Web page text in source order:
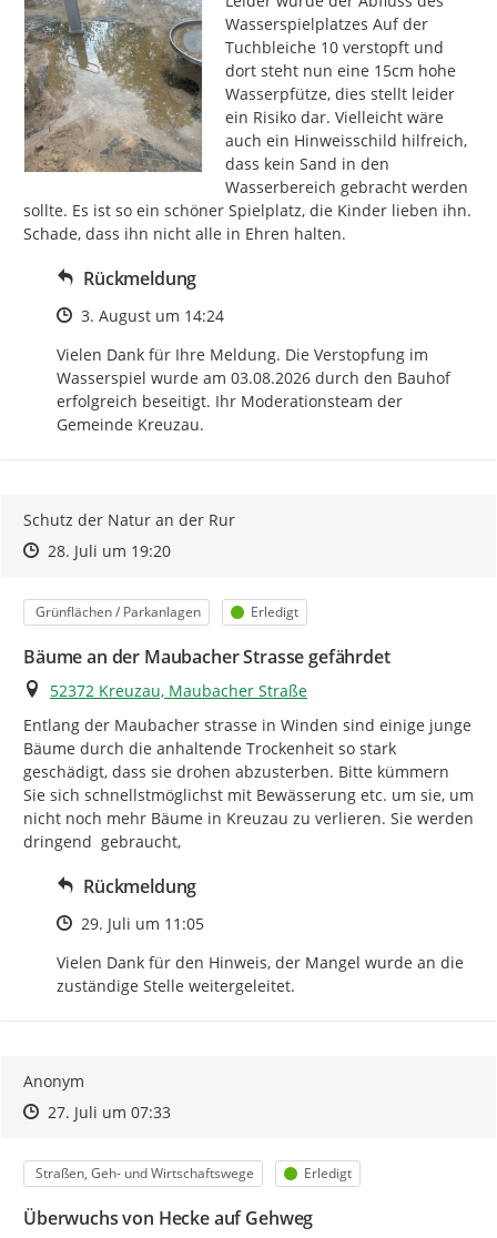
Wasserspielplatzes Auf der
Tuchbleiche 10 verstopft und
dort steht nun eine 15cm hohe
Wasserpfütze, dies stellt leider
ein Risiko dar. Vielleicht wäre
auch ein Hinweisschild hilfreich,
dass kein Sand in den
Wasserbereich gebracht werden
sollte. Es ist so ein schöner Spielplatz, die Kinder lieben ihn.
Schade, dass ihn nicht alle in Ehren halten.
Rückmeldung
Zeitpunkt des Erstellens
3. August um 14:24
Vielen Dank für Ihre Meldung. Die Verstopfung im
Wasserspiel wurde am 03.08.2026 durch den Bauhof
erfolgreich beseitigt. Ihr Moderationsteam der
Gemeinde Kreuzau.
Schutz der Natur an der Rur
Zeitpunkt des Erstellens
Zeitpunkt des Erstellens
28. Juli um 19:20Zur Äußerung
Kategorie
Grünflächen / Parkanlagen Status
Erledigt
Bäume an der Maubacher Strasse gefährdet
Ort
52372 Kreuzau, Maubacher Straße
Entlang der Maubacher strasse in Winden sind einige junge
Bäume durch die anhaltende Trockenheit so stark
geschädigt, dass sie drohen abzusterben. Bitte kümmern
Sie sich schnellstmöglichst mit Bewässerung etc. um sie, um
nicht noch mehr Bäume in Kreuzau zu verlieren. Sie werden
dringend  gebraucht,
Rückmeldung
Zeitpunkt des Erstellens
29. Juli um 11:05
Vielen Dank für den Hinweis, der Mangel wurde an die
zuständige Stelle weitergeleitet.
Anonym
Zeitpunkt des Erstellens
Zeitpunkt des Erstellens
27. Juli um 07:33Zur Äußerung
Kategorie
Straßen, Geh- und Wirtschaftswege Status
Erledigt
Überwuchs von Hecke auf Gehweg